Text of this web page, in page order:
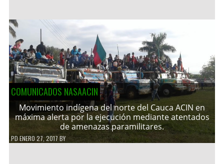
COMUNICADOS NASAACIN
Movimiento indígena del norte del Cauca ACIN en
máxima alerta por la ejecución mediante atentados
de amenazas paramilitares.
PDENERO 27, 2017 BY